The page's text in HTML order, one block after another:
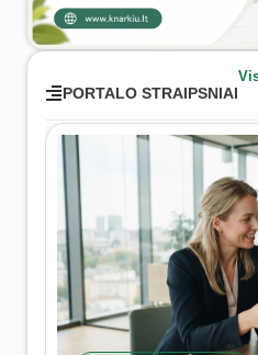
PORTALO STRAIPSNIAI